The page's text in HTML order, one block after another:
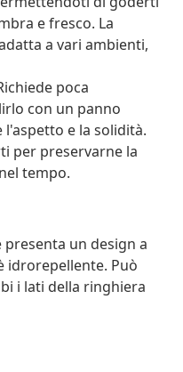
e fresco. La
a vari ambienti,
poca
con un panno
e la solidità.
per preservarne la
tempo.
un design a
idrorepellente. Può
i lati della ringhiera